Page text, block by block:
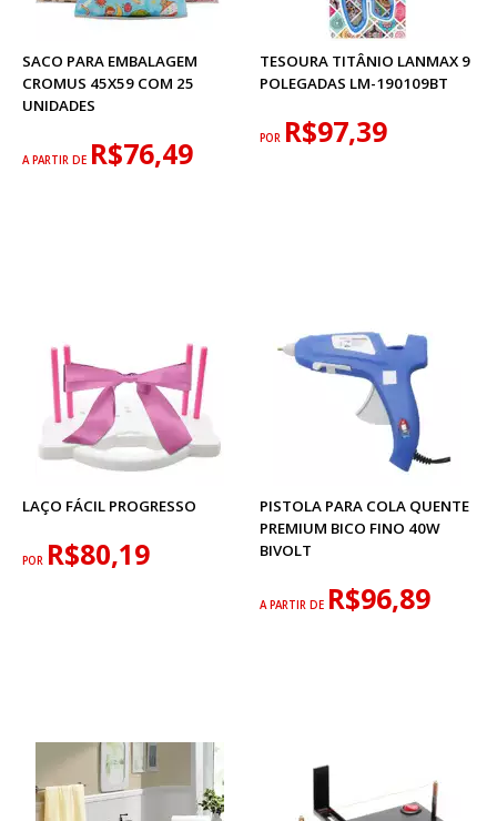
SACO PARA EMBALAGEM
CROMUS 45X59 COM 25
UNIDADES
A PARTIR DE R$76,49
TESOURA TITÂNIO LANMAX 9
POLEGADAS LM-190109BT
POR R$97,39
LAÇO FÁCIL PROGRESSO
POR R$80,19
PISTOLA PARA COLA QUENTE
PREMIUM BICO FINO 40W
BIVOLT
A PARTIR DE R$96,89